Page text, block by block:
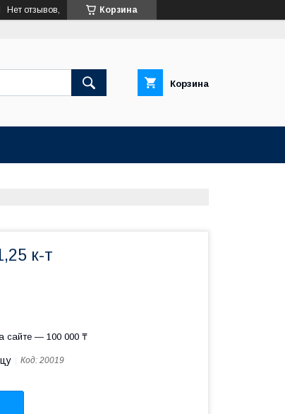
Корзина
Нет отзывов,
Корзина
к-т
сайте — 100 000 ₸
Код: 20019